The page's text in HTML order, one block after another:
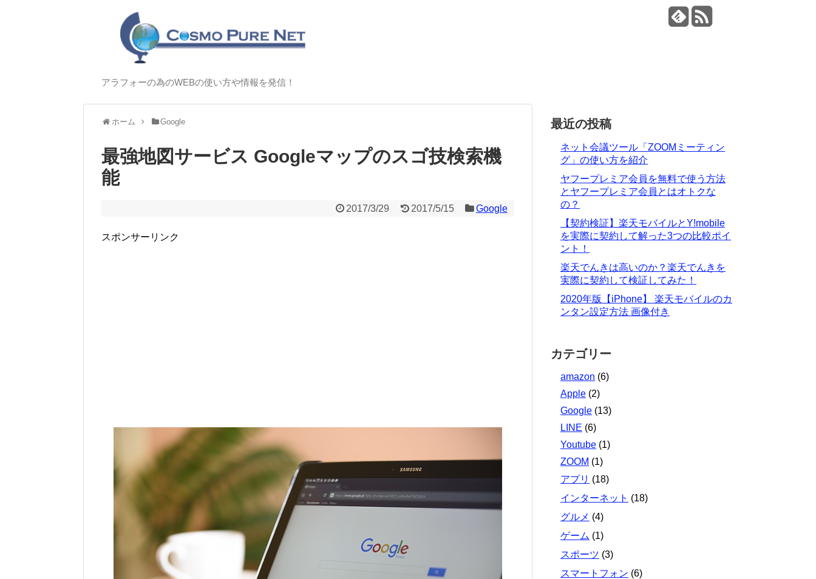
アラフォーの為のWEBの使い方や情報を発信！
ホーム Google
最強地図サービス Googleマップのスゴ技検索機
能
2017/3/29 2017/5/15 Google
スポンサーリンク
最近の投稿
ネット会議ツール「ZOOMミーティン
グ」の使い方を紹介
ヤフープレミア会員を無料で使う方法
とヤフープレミア会員とはオトクな
の？
【契約検証】楽天モバイルとY!mobile
を実際に契約して解った3つの比較ポイ
ント！
楽天でんきは高いのか？楽天でんきを
実際に契約して検証してみた！
2020年版【iPhone】 楽天モバイルのカ
ンタン設定方法 画像付き
カテゴリー
amazon (6)
Apple (2)
Google (13)
LINE (6)
Youtube (1)
ZOOM (1)
アプリ (18)
インターネット (18)
グルメ (4)
ゲーム (1)
スポーツ (3)
スマートフォン (6)